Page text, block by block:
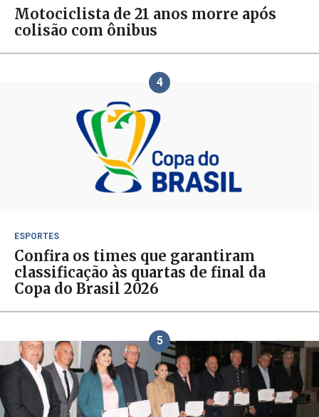
Motociclista de 21 anos morre após
colisão com ônibus
4
ESPORTES
Confira os times que garantiram
classificação às quartas de final da
Copa do Brasil 2026
5